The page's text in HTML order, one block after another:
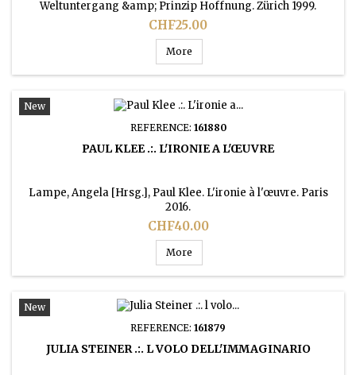
Weltuntergang &amp; Prinzip Hoffnung. Zürich 1999.
Price
CHF25.00
More
New
REFERENCE: 161880
PAUL KLEE .:. L'IRONIE A L'ŒUVRE
Lampe, Angela [Hrsg.], Paul Klee. L'ironie à l'œuvre. Paris
2016.
Price
CHF40.00
More
New
REFERENCE: 161879
JULIA STEINER .:. L VOLO DELL'IMMAGINARIO